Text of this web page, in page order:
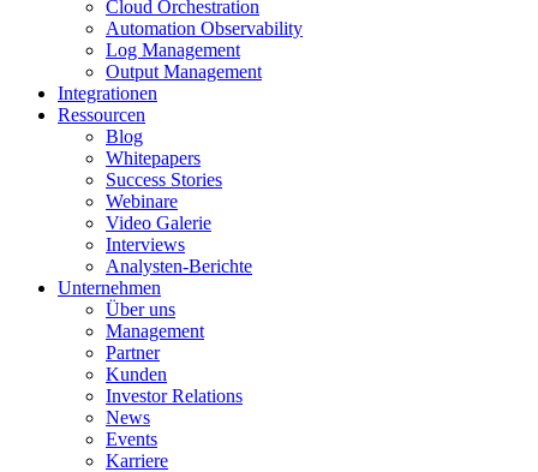
Cloud Orchestration
Automation Observability
Log Management
Output Management
Integrationen
Ressourcen
Blog
Whitepapers
Success Stories
Webinare
Video Galerie
Interviews
Analysten-Berichte
Unternehmen
Über uns
Management
Partner
Kunden
Investor Relations
News
Events
Karriere